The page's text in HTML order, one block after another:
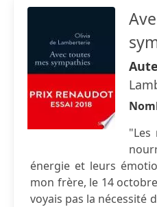
"Les
énergie et leurs
mon frère, le 14
voyais pas la nécessité